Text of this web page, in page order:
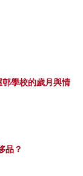
學校的歲月與情
品？